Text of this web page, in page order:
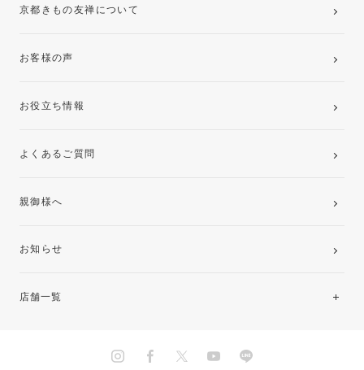
京都きもの友禅について
お客様の声
お役立ち情報
よくあるご質問
親御様へ
お知らせ
店舗一覧